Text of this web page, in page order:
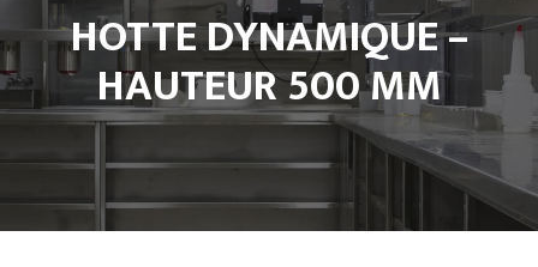
HOTTE DYNAMIQUE –
HAUTEUR 500 MM